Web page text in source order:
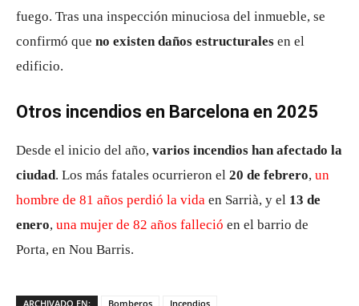
fuego. Tras una inspección minuciosa del inmueble, se
confirmó que no existen daños estructurales en el
edificio.
Otros incendios en Barcelona en 2025
Desde el inicio del año, varios incendios han afectado la
ciudad. Los más fatales ocurrieron el 20 de febrero, un
hombre de 81 años perdió la vida en Sarrià, y el 13 de
enero, una mujer de 82 años falleció en el barrio de
Porta, en Nou Barris.
ARCHIVADO EN: Bomberos Incendios